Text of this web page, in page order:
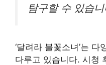
탐구할 수 있습니
‘달려라 불꽃소녀’는
다루고 있습니다. 시청